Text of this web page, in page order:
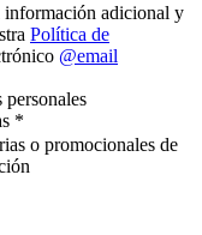
información adicional y
Política de
@email
*
o promocionales de